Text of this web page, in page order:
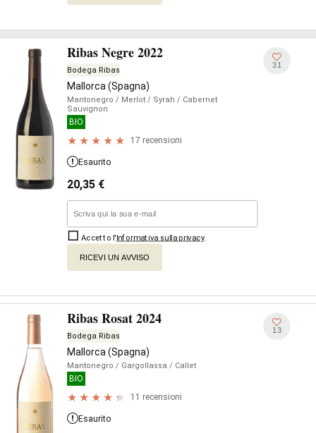
Ribas Negre 2022
Bodega Ribas
Mallorca (Spagna)
Mantonegro / Merlot / Syrah / Cabernet
Sauvignon
BIO
17 recensioni
31
Esaurito
20,35 €
Accetto l'Informativa sulla privacy.
RICEVI UN AVVISO
Ribas Rosat 2024
Bodega Ribas
Mallorca (Spagna)
Mantonegro / Gargollassa / Callet
BIO
11 recensioni
13
Esaurito